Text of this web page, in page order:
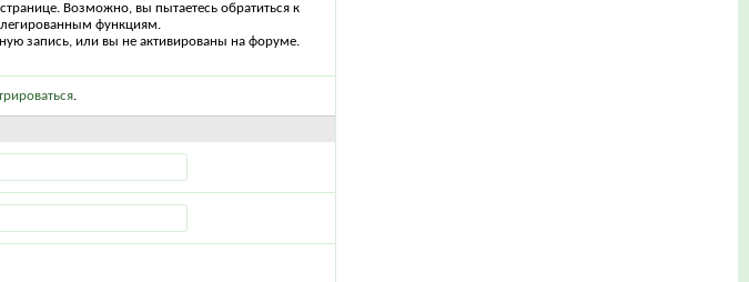
Возможно, вы пытаетесь обратиться к
функциям.
запись, или вы не активированы на форуме.
.